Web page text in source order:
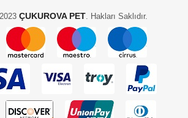
ÇUKUROVA PET. Hakları Saklıdır.